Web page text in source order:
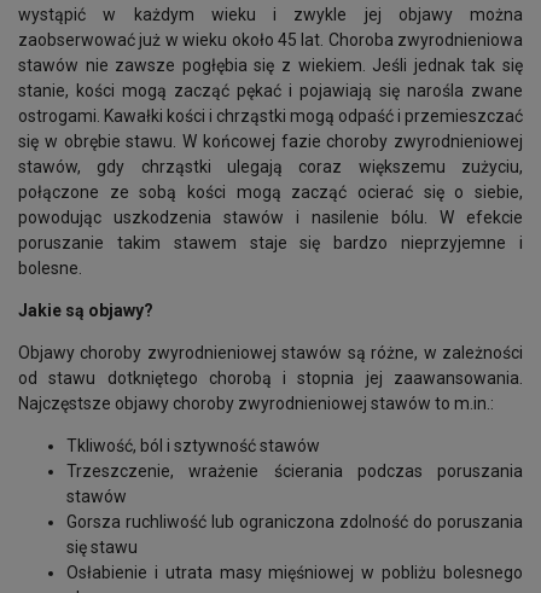
wystąpić w każdym wieku i zwykle jej objawy można
zaobserwować już w wieku około 45 lat. Choroba zwyrodnieniowa
stawów nie zawsze pogłębia się z wiekiem. Jeśli jednak tak się
stanie, kości mogą zacząć pękać i pojawiają się narośla zwane
ostrogami. Kawałki kości i chrząstki mogą odpaść i przemieszczać
się w obrębie stawu. W końcowej fazie choroby zwyrodnieniowej
stawów, gdy chrząstki ulegają coraz większemu zużyciu,
połączone ze sobą kości mogą zacząć ocierać się o siebie,
powodując uszkodzenia stawów i nasilenie bólu. W efekcie
poruszanie takim stawem staje się bardzo nieprzyjemne i
bolesne.
Jakie są objawy?
Objawy choroby zwyrodnieniowej stawów są różne, w zależności
od stawu dotkniętego chorobą i stopnia jej zaawansowania.
Najczęstsze objawy choroby zwyrodnieniowej stawów to m.in.:
Tkliwość, ból i sztywność stawów
Trzeszczenie, wrażenie ścierania podczas poruszania
stawów
Gorsza ruchliwość lub ograniczona zdolność do poruszania
się stawu
Osłabienie i utrata masy mięśniowej w pobliżu bolesnego